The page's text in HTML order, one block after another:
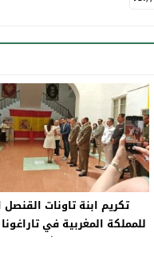
تكريم ابنة تاونات القنصل
للمملكة المغربية في تاراغونا
إكرام شاهين